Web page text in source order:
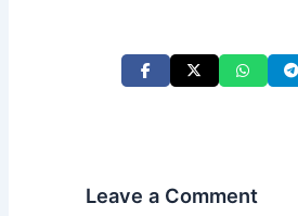
Leave a Comment